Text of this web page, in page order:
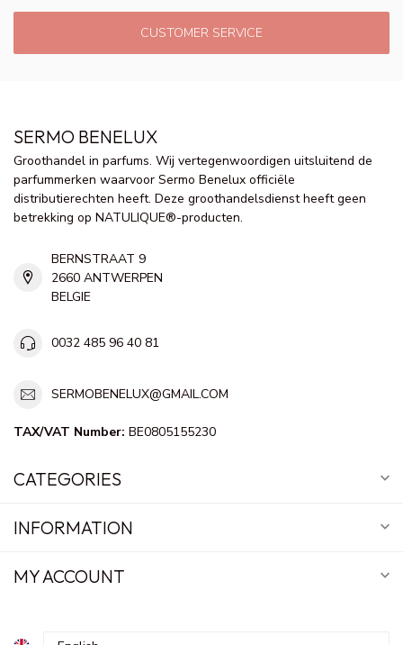
CUSTOMER SERVICE
SERMO BENELUX
Groothandel in parfums. Wij vertegenwoordigen uitsluitend de
parfummerken waarvoor Sermo Benelux officiële
distributierechten heeft. Deze groothandelsdienst heeft geen
betrekking op NATULIQUE®-producten.
BERNSTRAAT 9
2660 ANTWERPEN
BELGIE
0032 485 96 40 81
SERMOBENELUX@GMAIL.COM
TAX/VAT Number: BE0805155230
CATEGORIES
INFORMATION
MY ACCOUNT